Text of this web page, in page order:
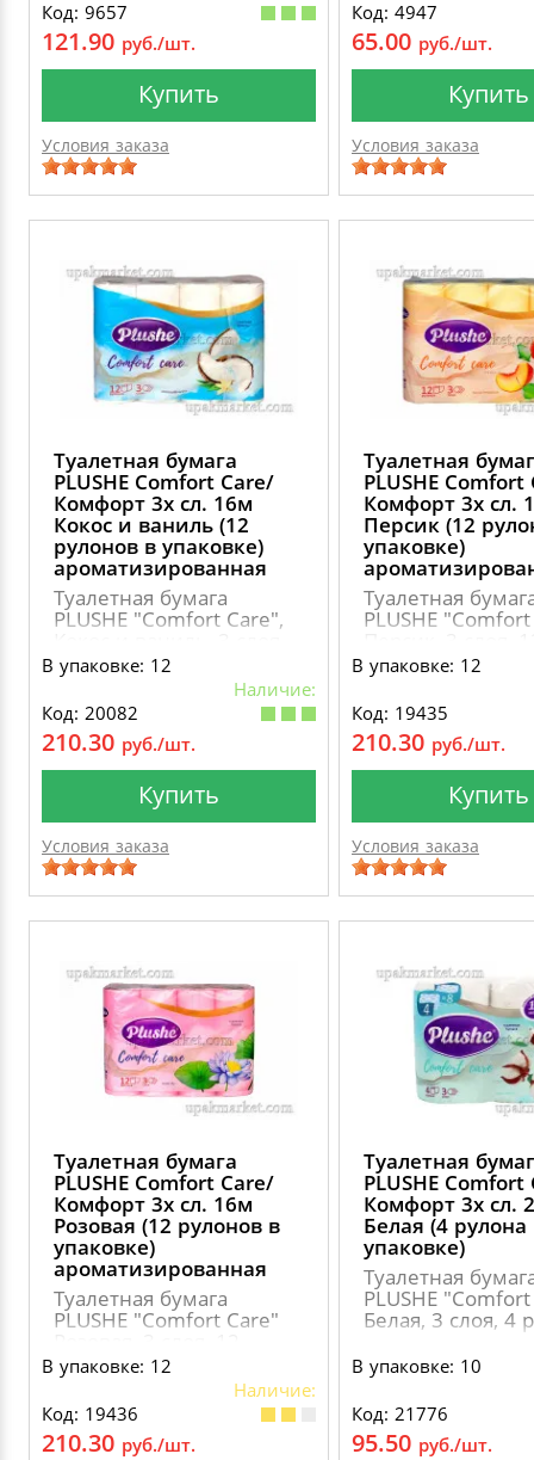
Код: 9657
121.90 руб./шт.
Купить
Условия заказа
Код: 4947
65.00 руб./шт.
Купить
Условия заказа
Туалетная бумага
PLUSHE Comfort Сare/
Комфорт 3х сл. 16м
Кокос и ваниль (12
рулонов в упаковке)
ароматизированная
Туалетная бумага
PLUSHE "Comfort Сare",
12 рулонов,
ароматизированная
В упаковке: 12
Наличие:
Код: 20082
210.30 руб./шт.
Купить
Условия заказа
Туалетная
PLUSHE
Комфорт 3х сл.
Персик (12
упаковке)
Туалетная
PLUSHE
рулонов,
В упаковке: 12
Код: 19435
210.30 руб./шт.
Купить
Условия заказа
Туалетная бумага
PLUSHE Comfort Сare/
Комфорт 3х сл. 16м
Розовая (12 рулонов в
упаковке)
ароматизированная
Туалетная бумага
PLUSHE "Comfort Сare"
рулонов,
ароматиризованная
В упаковке: 12
Наличие:
Код: 19436
210.30 руб./шт.
Туалетная
PLUSHE
Комфорт 3х сл.
Белая (4 рулона
упаковке)
Туалетная
PLUSHE
Белая, 3 слоя, 4
В упаковке: 10
Код: 21776
95.50 руб./шт.